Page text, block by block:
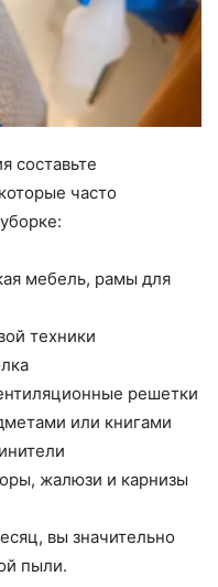
составьте
часто
мебель, рамы для
техники
решетки
или книгами
жалюзи и карнизы
вы значительно
пыли.